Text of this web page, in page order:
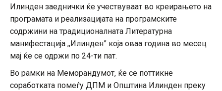
Илинден заеднички ќе учествуваат во креирањето на
програмата и реализацијата на програмските
содржини на традиционалната Литературна
манифестација ,,Илинден” која оваа година во месец
мај ќе се одржи по 24-ти пат.
Во рамки на Меморандумот, ќе се поттикне
соработката помеѓу ДПМ и Општина Илинден преку